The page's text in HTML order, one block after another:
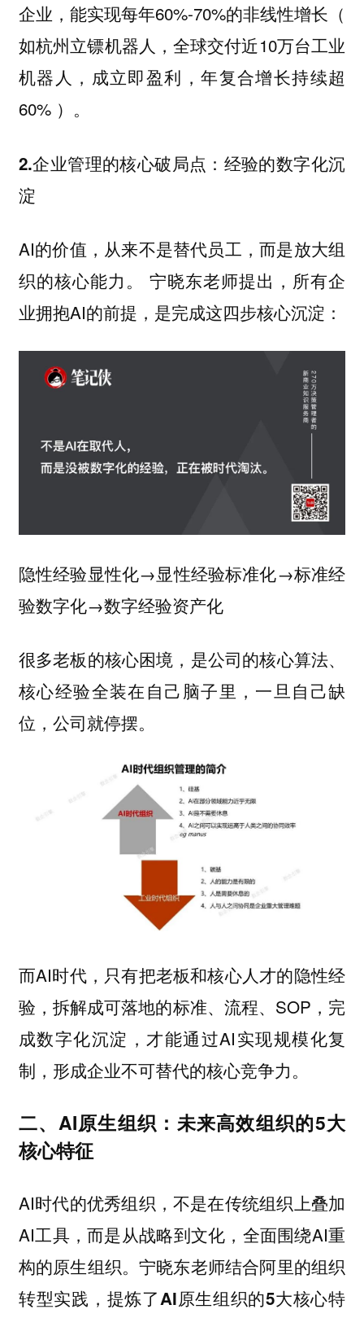
企业，能实现每年60%-70%的非线性增长（
如杭州立镖机器人，全球交付近10万台工业
机器人，成立即盈利，年复合增长持续超
60% ）。
2.企业管理的核心破局点：经验的数字化沉
淀
AI的价值，从来不是替代员工，而是放大组
织的核心能力。 宁晓东老师提出，所有企
业拥抱AI的前提，是完成这四步核心沉淀：
隐性经验显性化→显性经验标准化→标准经
验数字化→数字经验资产化
很多老板的核心困境，是公司的核心算法、
核心经验全装在自己脑子里，一旦自己缺
位，公司就停摆。
而AI时代，只有把老板和核心人才的隐性经
验，拆解成可落地的标准、流程、SOP，完
成数字化沉淀，才能通过AI实现规模化复
制，形成企业不可替代的核心竞争力。
二、AI原生组织：未来高效组织的5大
核心特征
AI时代的优秀组织，不是在传统组织上叠加
AI工具，而是从战略到文化，全面围绕AI重
构的原生组织。宁晓东老师结合阿里的组织
转型实践， 提炼了AI原生组织的5大核心特